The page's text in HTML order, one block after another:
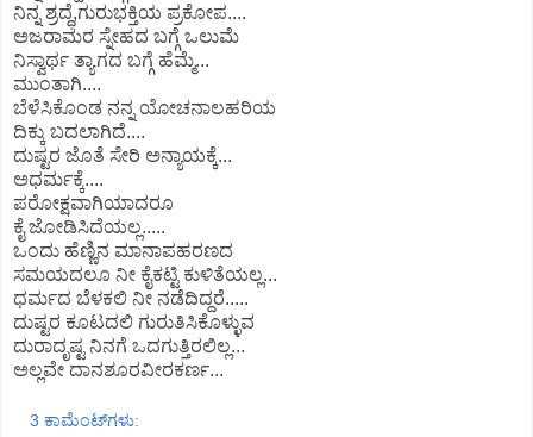
ನಿನ್ನ‌ ಶ್ರದ್ಧೆ,ಗುರುಭಕ್ತಿಯ ಪ್ರಕೋಪ....
ಅಜರಾಮರ ಸ್ನೇಹದ ಬಗ್ಗೆ ಒಲುಮೆ
ನಿಸ್ವಾರ್ಥ ತ್ಯಾಗದ ಬಗ್ಗೆ ಹೆಮ್ಮೆ...
ಮುಂತಾಗಿ....
ಬೆಳೆಸಿಕೊಂಡ‌ ನನ್ನ ಯೋಚನಾಲಹರಿಯ
ದಿಕ್ಕು ಬದಲಾಗಿದೆ....
ದುಷ್ಟರ‌ ಜೊತೆ‌ ಸೇರಿ ಅನ್ಯಾಯಕ್ಕೆ...
ಅಧರ್ಮಕ್ಕೆ....
ಪರೋಕ್ಷವಾಗಿಯಾದರೂ
‌ಕೈ ಜೋಡಿಸಿದೆಯಲ್ಲ.....
ಒಂದು ಹೆಣ್ಣಿನ ಮಾನಾಪಹರಣದ
ಸಮಯದಲೂ ನೀ ಕೈಕಟ್ಟಿ ಕುಳಿತೆಯಲ್ಲ...
ಧರ್ಮದ ಬೆಳಕಲಿ ನೀ ನಡೆದಿದ್ದರೆ.....
ದುಷ್ಟರ ಕೂಟದಲಿ ಗುರುತಿಸಿಕೊಳ್ಳುವ
ದುರಾದೃಷ್ಟ ನಿನಗೆ ಒದಗುತ್ತಿರಲಿಲ್ಲ...
ಅಲ್ಲವೇ ದಾನಶೂರವೀರ‌ಕರ್ಣ...
3 ಕಾಮೆಂಟ್‌ಗಳು: